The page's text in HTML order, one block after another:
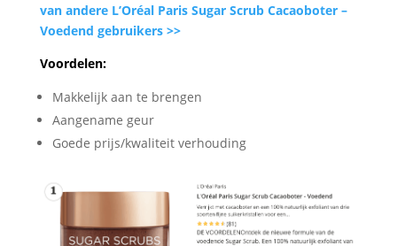
van andere L’Oréal Paris Sugar Scrub Cacaoboter –
Voedend gebruikers >>
Voordelen:
Makkelijk aan te brengen
Aangename geur
Goede prijs/kwaliteit verhouding